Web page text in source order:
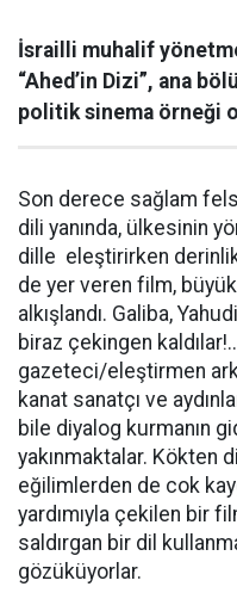
İsrailli muhalif
“Ahed’in Dizi”, ana
politik sinema örneği
Son derece sağlam
dili yanında, ülkesinin
dille eleştirirken
de yer veren film,
alkışlandı. Galiba,
biraz çekingen
gazeteci/eleştirmen
kanat sanatçı ve
bile diyalog kurmanın
yakınmaktalar. Kökten
eğilimlerden de cok
yardımıyla çekilen bir
saldırgan bir dil
gözüküyorlar.